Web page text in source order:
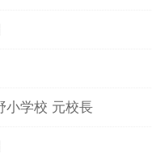
小学校 元校長